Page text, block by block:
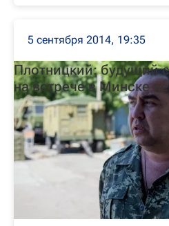
5 сентября 2014, 19:35
Плотницкий: будущий
на встрече в Минске